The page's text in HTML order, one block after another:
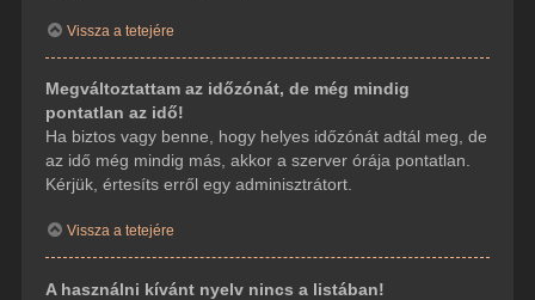
Vissza a tetejére
Megváltoztattam az időzónát, de még mindig
pontatlan az idő!
Ha biztos vagy benne, hogy helyes időzónát adtál meg, de
az idő még mindig más, akkor a szerver órája pontatlan.
Kérjük, értesíts erről egy adminisztrátort.
Vissza a tetejére
A használni kívánt nyelv nincs a listában!